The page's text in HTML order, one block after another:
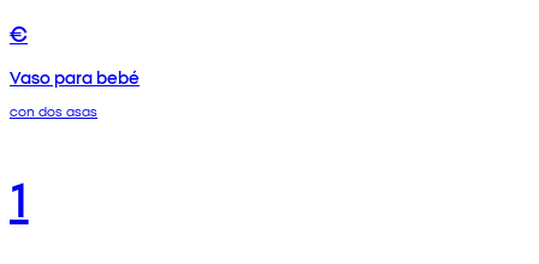
€
Vaso para bebé
con dos asas
1